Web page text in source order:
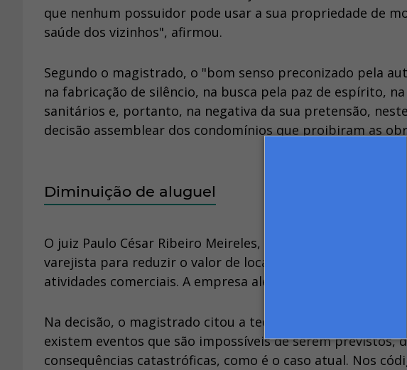
que nenhum possuidor pode usar a sua propriedade de
saúde dos vizinhos", afirmou.
Segundo o magistrado, o "bom senso preconizado pela
na fabricação de silêncio, na busca pela paz de espírito,
sanitários e, portanto, na negativa da sua pretensão,
decisão assemblear dos condomínios que proibiram as
Diminuição de aluguel
O juiz Paulo César Ribeiro Meireles, da 1ª Vara de
varejista para reduzir o valor de locação de imóvel em
atividades comerciais. A empresa alegou dificuldades
Na decisão, o magistrado citou a teoria da imprevisão
existem eventos que são impossíveis de serem previstos,
consequências catastróficas, como é o caso atual. Nos